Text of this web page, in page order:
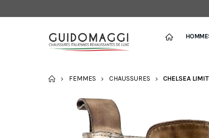
ACCUEIL
FEMMES CHAUSSURES CHELSEA